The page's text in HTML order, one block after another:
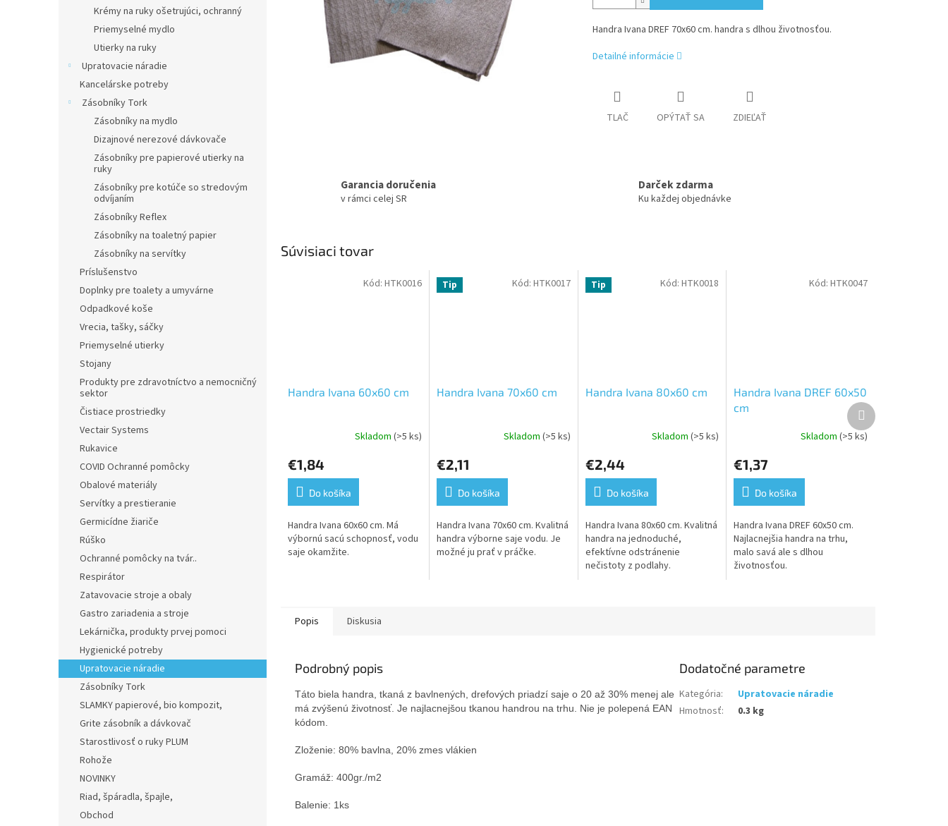
Krémy na ruky ošetrujúci, ochranný
Priemyselné mydlo
Utierky na ruky
Upratovacie náradie
Kancelárske potreby
Zásobníky Tork
Zásobníky na mydlo
Dizajnové nerezové dávkovače
Zásobníky pre papierové utierky na
ruky
Zásobníky pre kotúče so stredovým
odvíjaním
Zásobníky Reflex
Zásobníky na toaletný papier
Zásobníky na servítky
Príslušenstvo
Doplnky pre toalety a umyvárne
Odpadkové koše
Vrecia, tašky, sáčky
Priemyselné utierky
Stojany
Produkty pre zdravotníctvo a nemocničný
sektor
Čistiace prostriedky
Vectair Systems
Rukavice
COVID Ochranné pomôcky
Obalové materiály
Servítky a prestieranie
Germicídne žiariče
Rúško
Ochranné pomôcky na tvár..
Respirátor
Zatavovacie stroje a obaly
Gastro zariadenia a stroje
Lekárnička, produkty prvej pomoci
Hygienické potreby
Upratovacie náradie
Zásobníky Tork
SLAMKY papierové, bio kompozit,
Grite zásobník a dávkovač
Starostlivosť o ruky PLUM
Rohože
NOVINKY
Riad, špáradla, špajle,
Obchod
Handra Ivana DREF 70x60 cm. handra s dlhou životnosťou.
Detailné informácie
TLAČ OPÝTAŤ SA ZDIEĽAŤ
Garancia doručenia
v rámci celej SR
Darček zdarma
Ku každej objednávke
Súvisiaci tovar
Handra Ivana 60x60 cm
Skladom (>5 ks)
€1,84
Do košíka
Handra Ivana 60x60 cm. Má
výbornú sacú schopnosť, vodu
saje okamžite.
Kód: HTK0016 Tip
Handra Ivana 70x60 cm
Skladom (>5 ks)
€2,11
Do košíka
Handra Ivana 70x60 cm. Kvalitná
handra výborne saje vodu. Je
možné ju prať v práčke.
Kód: HTK0017 Tip
Handra Ivana 80x60 cm
Skladom(>5 ks)
€2,44
Do košíka
Handra Ivana 80x60 cm. Kvalitná
handra na jednoduché,
efektívne odstránenie
nečistoty z podlahy.
Kód:HTK0018
Handra Ivana DREF 60x50
cm
Skladom (>5 ks)
€1,37
Do košíka
Handra Ivana DREF 60x50 cm.
Najlacnejšia handra na trhu,
malo savá ale s dlhou
životnosťou.
Kód: HTK0047
Ďalší
produkt
Popis Diskusia
Podrobný popis
Táto biela handra, tkaná z bavlnených, drefových priadzí saje o 20 až 30% menej ale
má zvýšenú životnosť. Je najlacnejšou tkanou handrou na trhu. Nie je polepená EAN
kódom.
Zloženie: 80% bavlna, 20% zmes vlákien
Gramáž: 400gr./m2
Balenie: 1ks
Dodatočné parametre
Kategória:
Upratovacie náradie
Hmotnosť: 0.3 kg